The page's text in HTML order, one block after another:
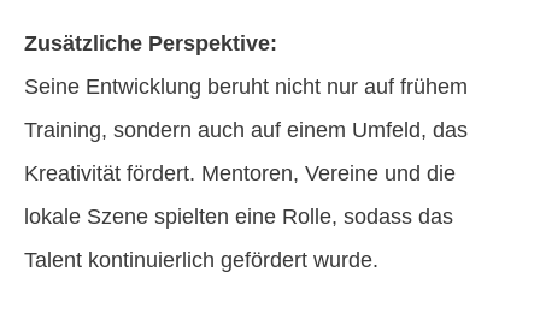
Zusätzliche Perspektive:
Seine Entwicklung beruht nicht nur auf frühem
Training, sondern auch auf einem Umfeld, das
Kreativität fördert. Mentoren, Vereine und die
lokale Szene spielten eine Rolle, sodass das
Talent kontinuierlich gefördert wurde.